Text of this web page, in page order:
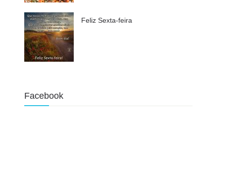
Feliz Sexta-feira
Facebook